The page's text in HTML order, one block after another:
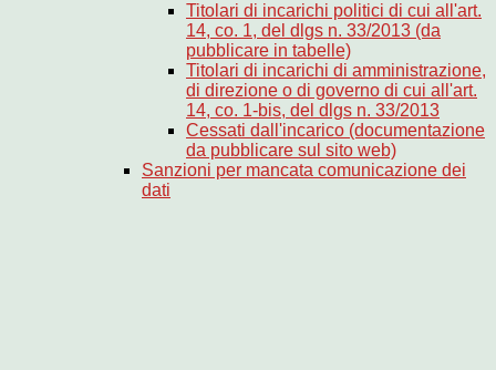
Titolari di incarichi politici di cui all'art.
14, co. 1, del dlgs n. 33/2013 (da
pubblicare in tabelle)
Titolari di incarichi di amministrazione,
di direzione o di governo di cui all'art.
14, co. 1-bis, del dlgs n. 33/2013
Cessati dall'incarico (documentazione
da pubblicare sul sito web)
Sanzioni per mancata comunicazione dei
dati